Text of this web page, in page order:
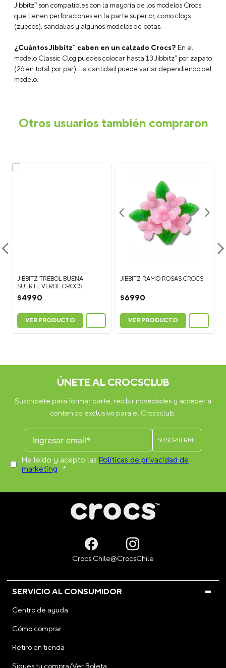
Jibbitz™ son compatibles con la mayoría de los modelos Crocs
que tienen perforaciones en la parte superior, como clogs
(zuecos), sandalias y algunos modelos de botas.
¿Cuántos Jibbitz™ caben en un calzado Crocs? En el
modelo Classic Clog puedes colocar hasta 13 Jibbitz™ por zapato
(26 en total por par). La cantidad puede variar dependiendo del
modelo.
Otros usuarios también compraron
JIBBITZ TRÉBOL BUENA
SUERTE VERDE CROCS
$4990
VER PRODUCTO
JIBBITZ RAMO ROSAS CROCS
$6990
VER PRODUCTO
ÚNETE AL CROCSCLUB
Suscríbete para formar parte, recibir novedades y acceder a
contenido exclusivo para el Crocsclub.
He leído y acepto las Políticas de privacidad de
marketing *
SERVICIO AL CONSUMIDOR
Centro de ayuda
Cómo comprar
Retiro en tienda